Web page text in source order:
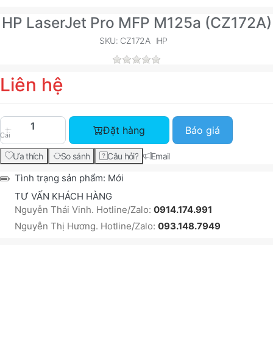
HP LaserJet Pro MFP M125a (CZ172A)
SKU: CZ172A HP
Liên hệ
Cái
HP LaserJet Pro MFP M125a (CZ172A) với giá
Đặt hàng Báo giá
Ưa thích So sánh Câu hỏi? Email
Tình trạng sản phẩm: Mới
TƯ VẤN KHÁCH HÀNG
Nguyễn Thái Vinh. Hotline/Zalo: 0914.174.991
Nguyễn Thị Hương. Hotline/Zalo: 093.148.7949